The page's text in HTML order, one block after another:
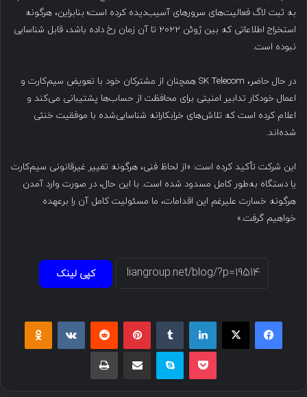
به ثبت لاگ فعالیت‌های سرورهای آسیب‌دیده کرده است؛ بنابراین، هرگونه
استخراج اطلاعاتی که بین ژوئن ۲۰۲۲ تا آن زمان رخ داده باشد، قابل شناسایی
نبوده است.
در حال حاضر، SK Telecom همچنان از مشترکان خود با تعویض سیم‌کارت و
اعمال خودکار تدابیر امنیتی برای محافظت از حساب‌ها پشتیبانی می‌کند و
اعلام کرده است که تلاش‌های خرابکارانه شناسایی‌شده با موفقیت خنثی
شده‌اند.
این شرکت تأکید کرده است: «از لحاظ فنی، هرگونه تغییر غیرقانونی سیم‌کارت
یا دستگاه به‌طور کامل مسدود شده است. با این حال، در صورت وارد آمدن
هرگونه خسارت علیرغم این اقدامات، ما مسئولیت کامل آن را برعهده
خواهیم گرفت.»
کپی لینک
فیسبوک ایکس لینکداین پینتریست
پاکت اسکایپ چاپ